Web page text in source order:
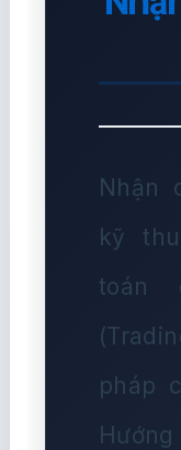
Nhận
kỹ
toán
pháp